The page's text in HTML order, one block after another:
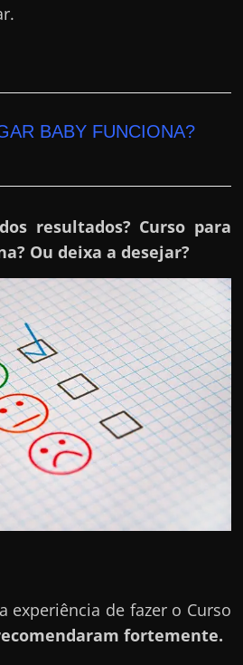
BABY FUNCIONA?
resultados? Curso para
Ou deixa a desejar?
experiência de fazer o Curso
fortemente.